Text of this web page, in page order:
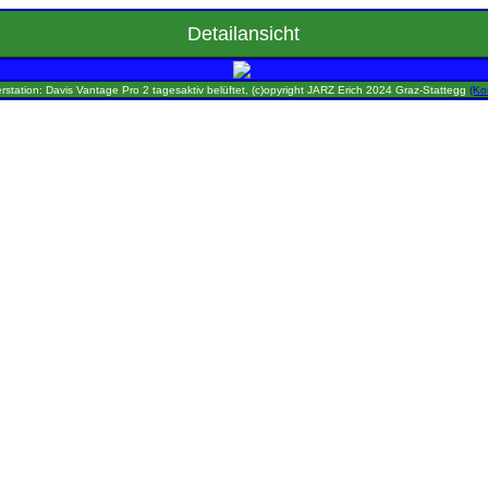
Detailansicht
Davis Vantage Pro 2 tagesaktiv belüftet, (c)opyright JARZ Erich 2024 Graz-Stattegg